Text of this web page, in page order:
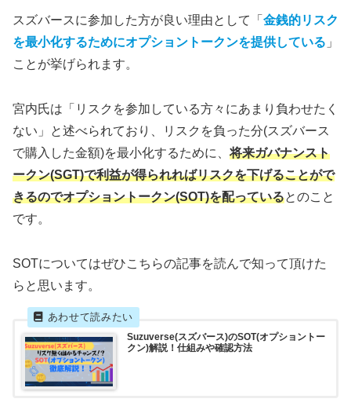
スズバースに参加した方が良い理由として「 金銭的リスク
を最小化するためにオプショントークンを提供している 」
ことが挙げられます。
宮内氏は「リスクを参加している方々にあまり負わせたく
ない」と述べられており、リスクを負った分(スズバース
で購入した金額)を最小化するために、将来ガバナンスト
ークン(SGT)で利益が得られればリスクを下げることがで
きるのでオプショントークン(SOT)を配っているとのこと
です。
SOTについてはぜひこちらの記事を読んで知って頂けた
らと思います。
Suzuverse(スズバース)のSOT(オプショントー
クン)解説！仕組みや確認方法